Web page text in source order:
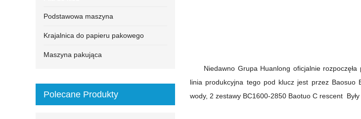
Niedawno Grupa Huanlong oficjalnie
linia produkcyjna tego pod klucz jest przez Baosuo
wody, 2 zestawy BC1600-2850 Baotuo C rescent Były
Podstawowa maszyna
Krajalnica do papieru pakowego
Maszyna pakująca
Polecane Produkty